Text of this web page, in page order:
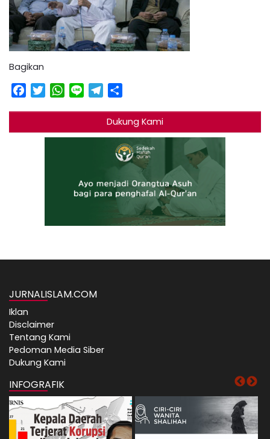
Bagikan
Facebook
TwitterWhatsApp
Line Telegram
Dukung Kami
JURNALISLAM.COM
Iklan
Disclaimer
Tentang Kami
Pedoman Media Siber
Dukung Kami
INFOGRAFIK